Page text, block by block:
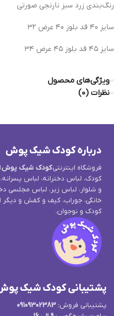
رنگ‌بندی زرد سبز نارنجی صورتی
سایز ۴۰ قد بلوز ۴۰ عرض ۳۲
سایز ۴۵ قد بلوز ۴۵ عرض ۳۴
ویژگی‌های محصول
نظرات (0)
درباره کودک شیک پوش
فروشگاه اینترنتیکودک شیک پوش
کودک، لباس دخترانه، لباس
و شلوار، لباس زیر، لباس مجلسی
خانگی، جوراب، کیف و کفش و
کودک و نوجوان.
پشتیبانی کودک شیک
پشتیبانی فروش: 09109302383